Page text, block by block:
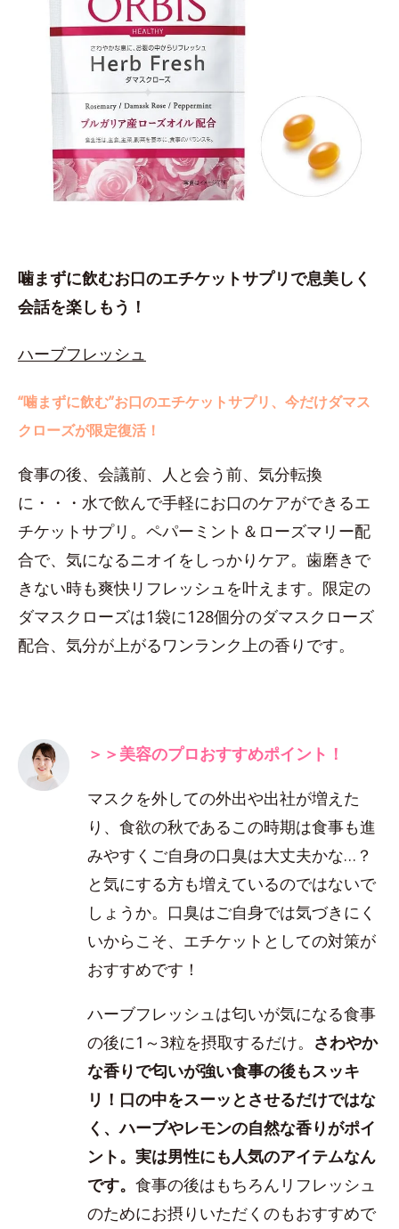
噛まずに飲むお口のエチケットサプリで息美しく
会話を楽しもう！
ハーブフレッシュ
“噛まずに飲む”お口のエチケットサプリ、今だけダマス
クローズが限定復活！
食事の後、会議前、人と会う前、気分転換
に・・・水で飲んで手軽にお口のケアができるエ
チケットサプリ。ペパーミント＆ローズマリー配
合で、気になるニオイをしっかりケア。歯磨きで
きない時も爽快リフレッシュを叶えます。限定の
ダマスクローズは1袋に128個分のダマスクローズ
配合、気分が上がるワンランク上の香りです。
＞＞美容のプロおすすめポイント！
マスクを外しての外出や出社が増えた
り、食欲の秋であるこの時期は食事も進
みやすくご自身の口臭は大丈夫かな…？
と気にする方も増えているのではないで
しょうか。口臭はご自身では気づきにく
いからこそ、エチケットとしての対策が
おすすめです！
ハーブフレッシュは匂いが気になる食事
の後に1～3粒を摂取するだけ。 さわやか
な香りで匂いが強い食事の後もスッキ
リ！口の中をスーッとさせるだけではな
く、ハーブやレモンの自然な香りがポイ
ント。実は男性にも人気のアイテムなん
です。食事の後はもちろんリフレッシュ
のためにお摂りいただくのもおすすめで